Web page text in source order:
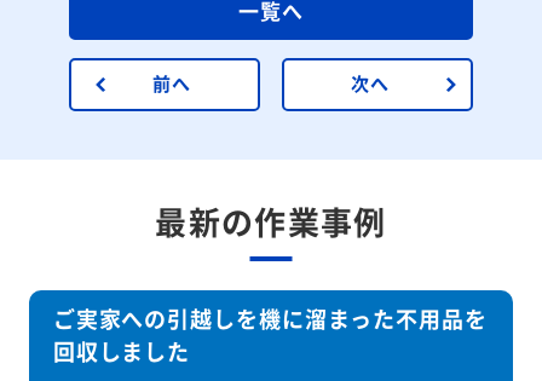
前へ
一覧へ
次へ
最新の作業事例
ご実家への引越しを機に溜まった不用品を
回収しました